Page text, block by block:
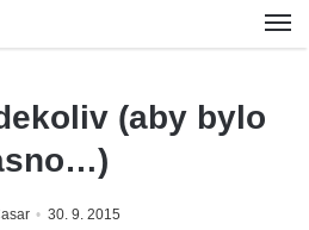
(aby bylo
30. 9. 2015